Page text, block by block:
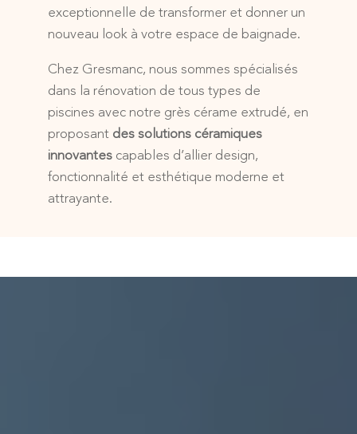
exceptionnelle de transformer et donner un
nouveau look à votre espace de baignade.
Chez Gresmanc, nous sommes spécialisés
dans la rénovation de tous types de
piscines avec notre grès cérame extrudé, en
proposant des solutions céramiques
innovantes capables d’allier design,
fonctionnalité et esthétique moderne et
attrayante.